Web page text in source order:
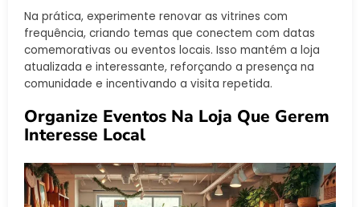
Na prática, experimente renovar as vitrines com
frequência, criando temas que conectem com datas
comemorativas ou eventos locais. Isso mantém a loja
atualizada e interessante, reforçando a presença na
comunidade e incentivando a visita repetida.
Organize Eventos Na Loja Que Gerem
Interesse Local